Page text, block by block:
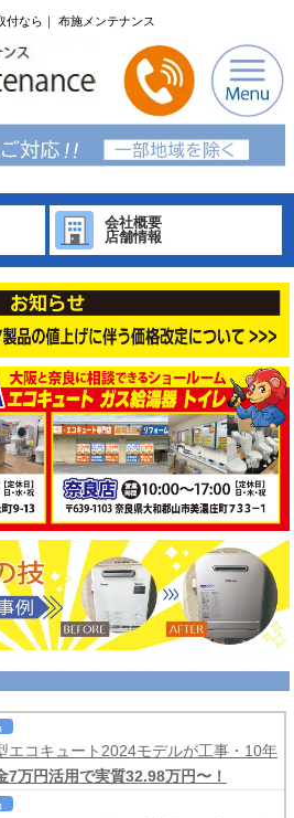
付なら｜ 布施メンテナンス
会社概要
店舗情報
エコキュート2024モデルが工事・10年
7万円活用で実質32.98万円〜！